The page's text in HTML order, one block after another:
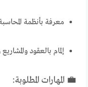
معرفة بأنظمة
إلمام بالعقود
💼 المهارات المطلوبة: